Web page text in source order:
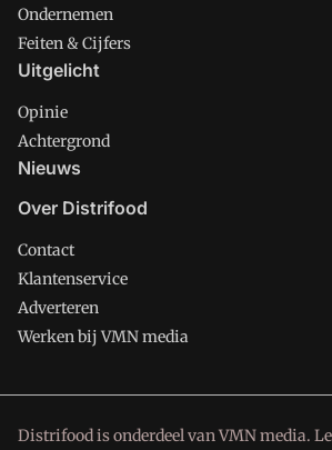
Ondernemen
Feiten & Cijfers
Uitgelicht
Opinie
Achtergrond
Nieuws
Over Distrifood
Contact
Klantenservice
Adverteren
Werken bij VMN media
Distrifood is onderdeel van VMN media.